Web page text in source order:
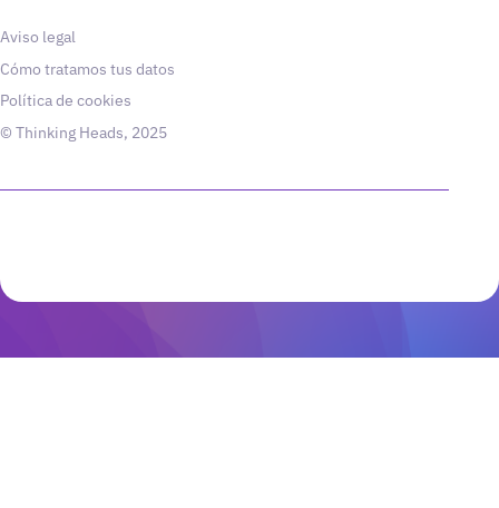
Aviso legal
Cómo tratamos tus datos
Política de cookies
© Thinking Heads, 2025